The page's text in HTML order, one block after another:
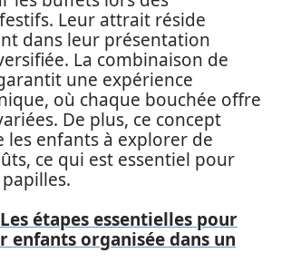
Leur attrait réside
dans leur présentation
La combinaison de
une expérience
où chaque bouchée offre
De plus, ce concept
les enfants à explorer de
ce qui est essentiel pour
Les étapes essentielles pour
enfants organisée dans un